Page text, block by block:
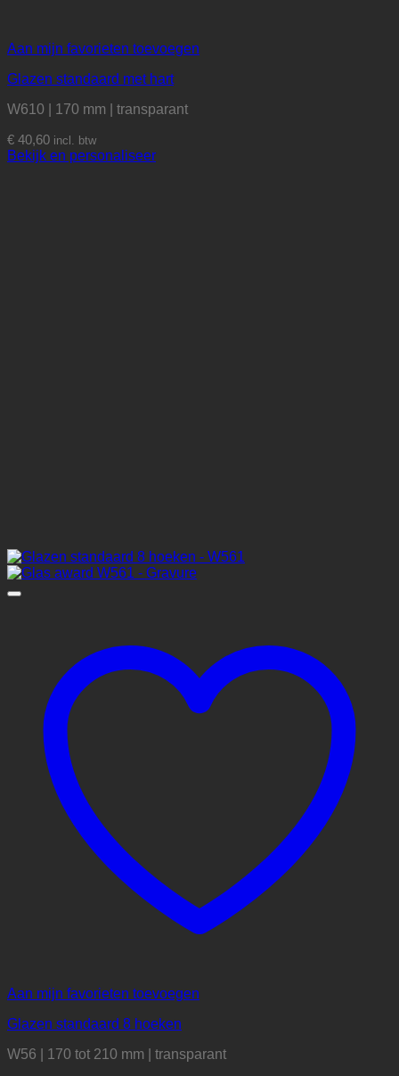
Aan mijn favorieten toevoegen
Glazen standaard met hart
W610 | 170 mm | transparant
€ 40,60 incl. btw
Bekijk en personaliseer
Aan mijn favorieten toevoegen
Glazen standaard 8 hoeken
W56 | 170 tot 210 mm | transparant